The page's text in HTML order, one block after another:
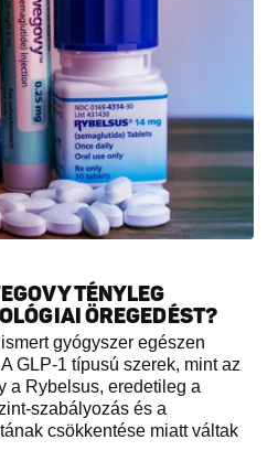
TÉNYLEG
ÖREGEDÉST?
gyógyszer egészen
GLP-1 típusú szerek, mint az
a Rybelsus, eredetileg a
szabályozás és a
csökkentése miatt váltak